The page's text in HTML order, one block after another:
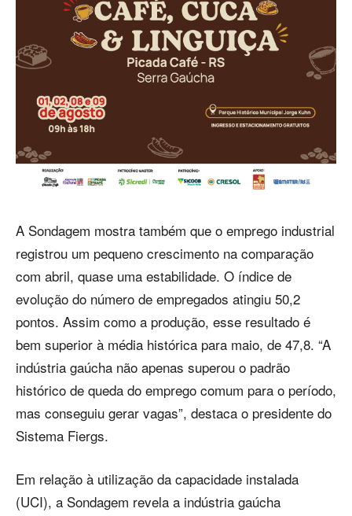
A Sondagem mostra também que o emprego industrial
registrou um pequeno crescimento na comparação
com abril, quase uma estabilidade. O índice de
evolução do número de empregados atingiu 50,2
pontos. Assim como a produção, esse resultado é
bem superior à média histórica para maio, de 47,8. “A
indústria gaúcha não apenas superou o padrão
histórico de queda do emprego comum para o período,
mas conseguiu gerar vagas”, destaca o presidente do
Sistema Fiergs.
Em relação à utilização da capacidade instalada
(UCI), a Sondagem revela a indústria gaúcha